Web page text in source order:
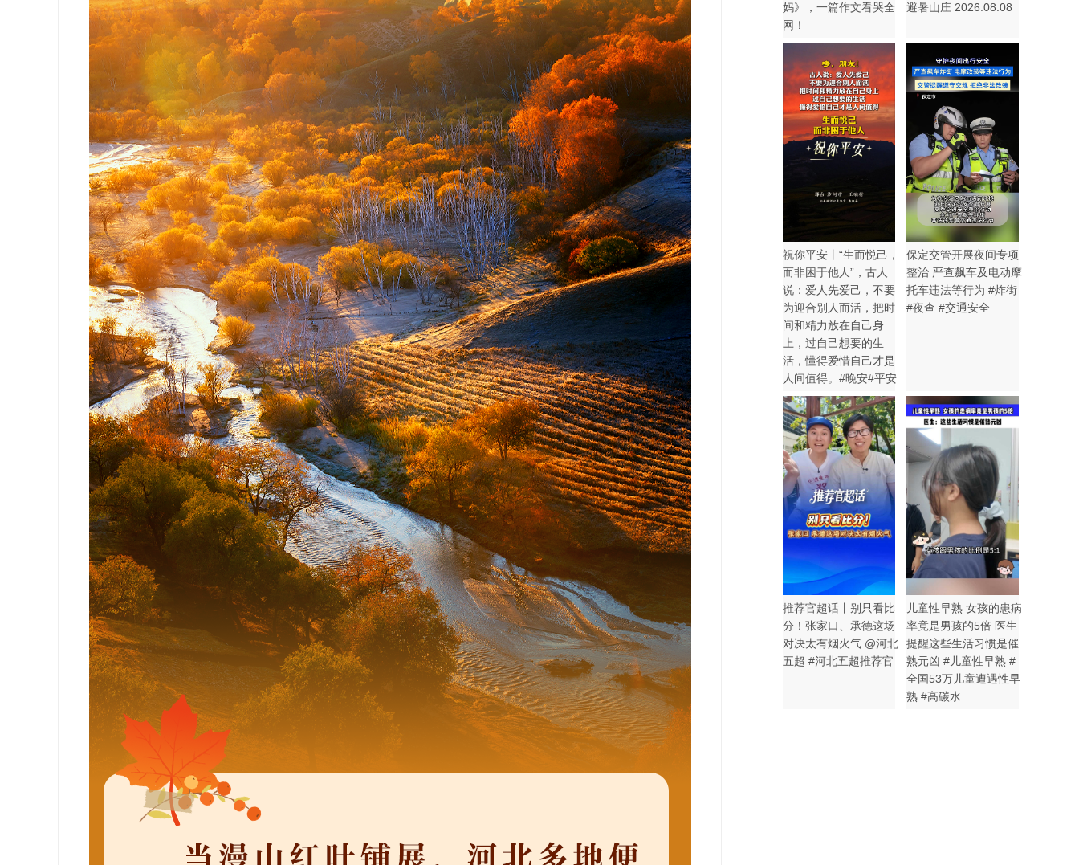
妈》，一篇作文看哭全
网！
避暑山庄 2026.08.08
祝你平安丨“生而悦己，
而非困于他人”，古人
说：爱人先爱己，不要
为迎合别人而活，把时
间和精力放在自己身
上，过自己想要的生
活，懂得爱惜自己才是
人间值得。#晚安#平安
保定交管开展夜间专项
整治 严查飙车及电动摩
托车违法等行为 #炸街
#夜查 #交通安全
推荐官超话丨别只看比
分！张家口、承德这场
对决太有烟火气 @河北
五超 #河北五超推荐官
儿童性早熟 女孩的患病
率竟是男孩的5倍 医生
提醒这些生活习惯是催
熟元凶 #儿童性早熟 #
全国53万儿童遭遇性早
熟 #高碳水